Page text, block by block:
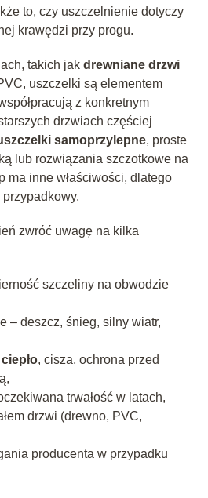
to, czy uszczelnienie dotyczy
krawędzi przy progu.
takich jak drewniane drzwi
uszczelki są elementem
z konkretnym
drzwiach częściej
samoprzylepne, proste
lub rozwiązania szczotkowe na
ma inne właściwości, dlatego
zwróć uwagę na kilka
szczeliny na obwodzie
– deszcz, śnieg, silny wiatr,
ciepło, cisza, ochrona przed
trwałość w latach,
drzwi (drewno, PVC,
producenta w przypadku